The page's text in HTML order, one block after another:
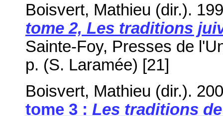
Boisvert, Mathieu (dir.).
tome 2, Les traditions
Sainte-Foy, Presses de
p. (S. Laramée) [21]
Boisvert, Mathieu (dir.).
tome 3 : Les traditions